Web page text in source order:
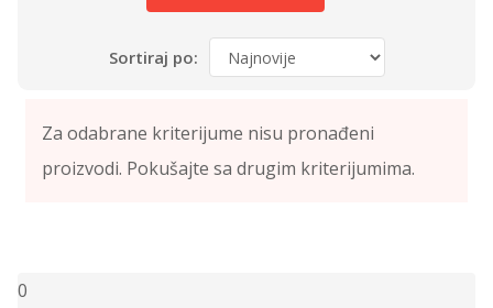
Sortiraj po:
0